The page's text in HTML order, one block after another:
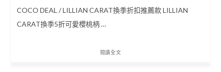
COCO DEAL / LILLIAN CARAT換季折扣推薦款 LILLIAN
CARAT換季5折可愛櫻桃柄 …
閱讀全文